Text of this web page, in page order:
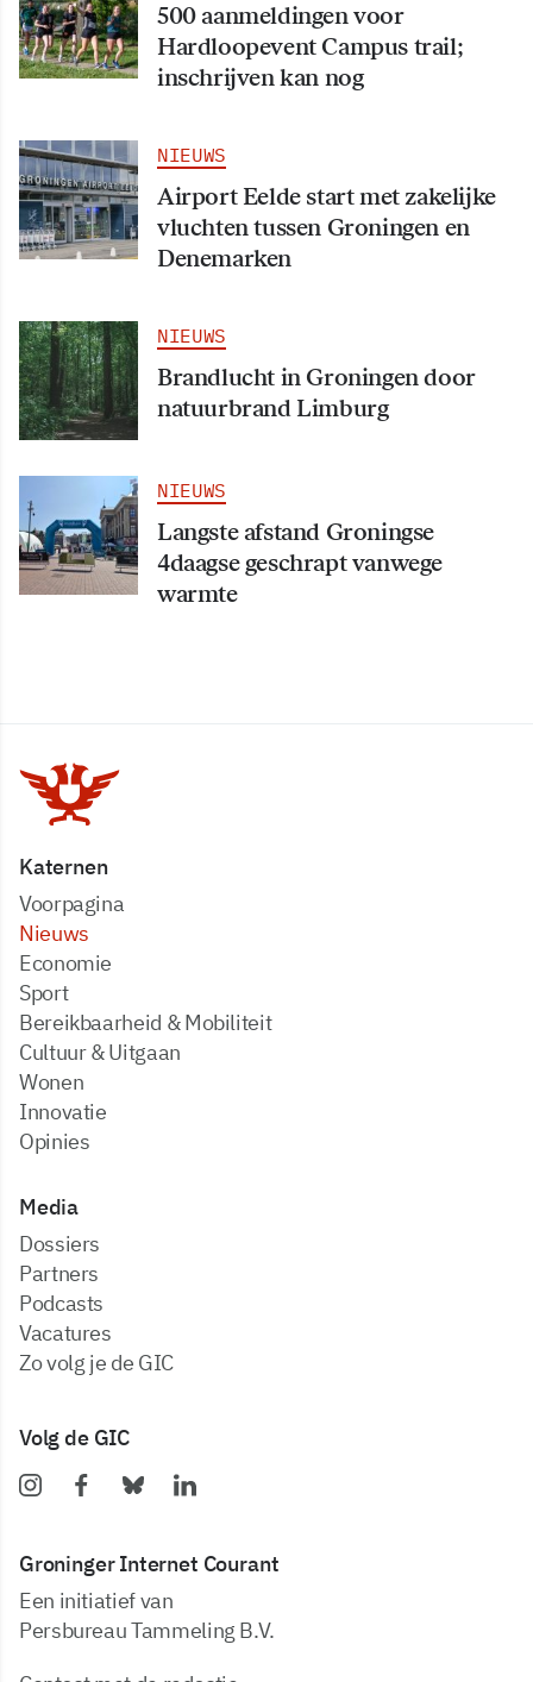
500 aanmeldingen voor
Hardloopevent Campus trail;
inschrijven kan nog
NIEUWS
Airport Eelde start met zakelijke
vluchten tussen Groningen en
Denemarken
NIEUWS
Brandlucht in Groningen door
natuurbrand Limburg
NIEUWS
Langste afstand Groningse
4daagse geschrapt vanwege
warmte
Katernen
Voorpagina
Nieuws
Economie
Sport
Bereikbaarheid & Mobiliteit
Cultuur & Uitgaan
Wonen
Innovatie
Opinies
Media
dossiers
partners
podcasts
vacatures
zo volg je de GIC
Volg de GIC
Groninger Internet Courant
Een initiatief van
Persbureau Tammeling B.V.